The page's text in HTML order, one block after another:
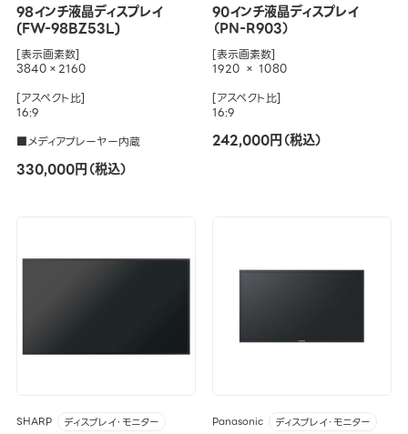
98インチ液晶ディスプレイ
(FW-98BZ53L)
[表示画素数]
3840×2160
[アスペクト比]
16:9
■メディアプレーヤー内蔵
330,000円（税込）
90インチ液晶ディスプレイ
（PN-R903）
[表示画素数]
1920 × 1080
[アスペクト比]
16:9
242,000円（税込）
SHARP ディスプレイ・モニター Panasonic ディスプレイ・モニター